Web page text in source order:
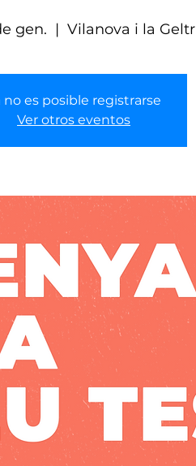
gen.
  |
Vilanova i la
no es posible registrarse
Ver otros eventos